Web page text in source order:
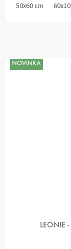
50x60 cm
NOVINKA
LEONIE